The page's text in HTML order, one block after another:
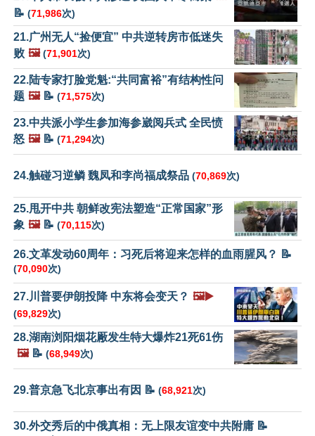
📝 (71,986次)
21.广州无人“捡便宜” 中共逆转房市低迷失
败 🖼️ (71,901次)
22.陆专家打脸党魁:“共同富裕”有结构性问
题 🖼️📝 (71,575次)
23.中共派小学生参加海参崴阅兵式 全民愤
怒 🖼️📝 (71,294次)
24.触碰习逆鳞 魏凤和李尚福成祭品 (70,869次)
25.甩开中共 朝鲜改宪法塑造“正常国家”形
象 🖼️📝 (70,115次)
26.文革发动60周年：习死后将迎来怎样的血雨腥风？ 📝
(70,090次)
27.川普要伊朗投降 中东将会变天？ 🖼️▶️
(69,829次)
28.湖南浏阳烟花厰发生特大爆炸21死61伤
🖼️📝 (68,949次)
29.普京急飞北京事出有因 📝 (68,921次)
30.外交秀后的中俄真相：无上限友谊变中共附庸 📝